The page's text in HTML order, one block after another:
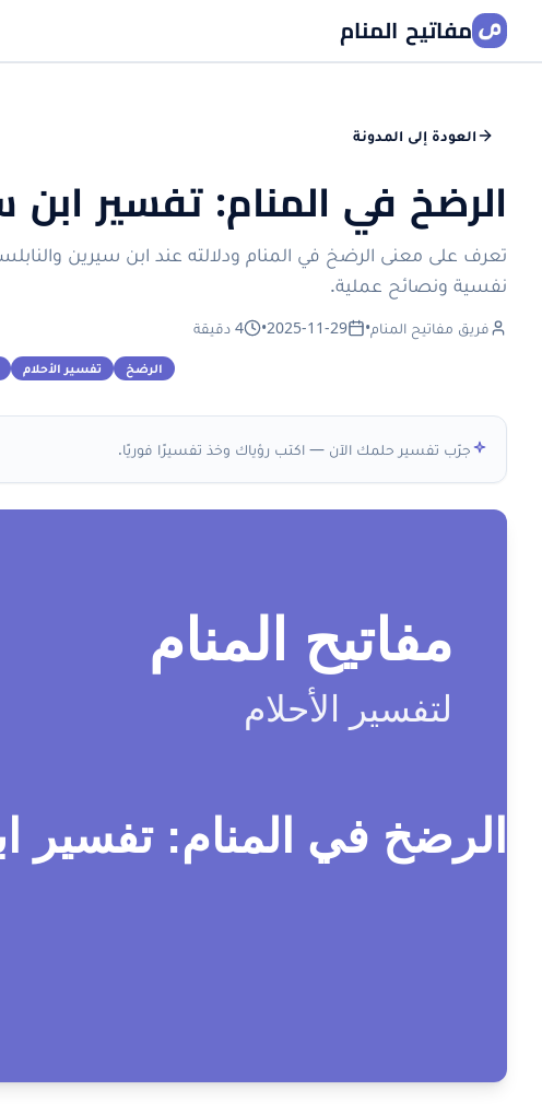
مفاتيح المنام
العودة إلى المدونة
الرضخ في المنام: تفسير ابن
تعرف على معنى الرضخ في المنام ودلالته عند ابن سيرين
نفسية ونصائح عملية.
فريق مفاتيح المنام•
2025-11-29
• 4 دقيقة
الرضخ تفسير الأحلام
جرّب تفسير حلمك الآن — اكتب رؤياك وخذ تفسيرًا فوريًا.